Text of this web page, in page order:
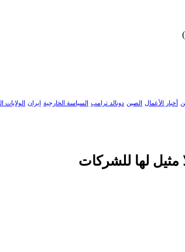
أخبار الأعمال الصين دونالد ترامب السياسة الخارجية إيران الولايات
مثيل لها للشركات